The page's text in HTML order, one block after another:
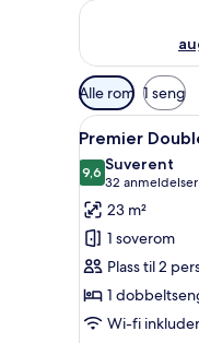
Sjekk
Tilgjengelige
filtre
for
rom
Alle rom 1 seng
Åpne
alle
bildene
av
Premier
Double
6
Premier
9,69,6 av 10
Suverent
32 anmeldelser
(32
anmeldelser)
23 m²
1 soverom
Plass til 2
1
Wi-fi